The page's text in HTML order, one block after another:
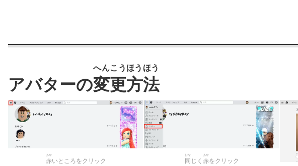
アバターの変更方法
へんこうほうほう
赤
あか
いところをクリック 同
おな
じく 赤
あか
をクリック